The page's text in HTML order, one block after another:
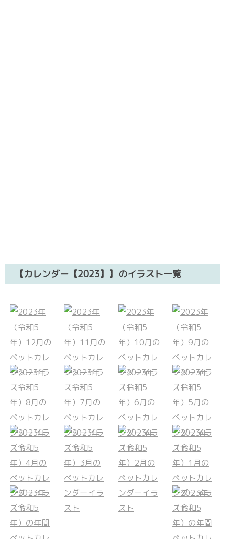
【カレンダー【2023】】のイラスト一覧